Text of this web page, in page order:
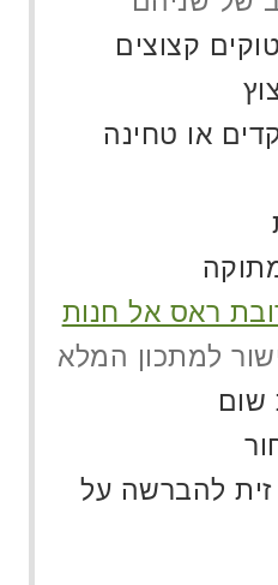
קצוצים
או טחינה
ראס אל חנות
למתכון המלא
שום
להברשה על